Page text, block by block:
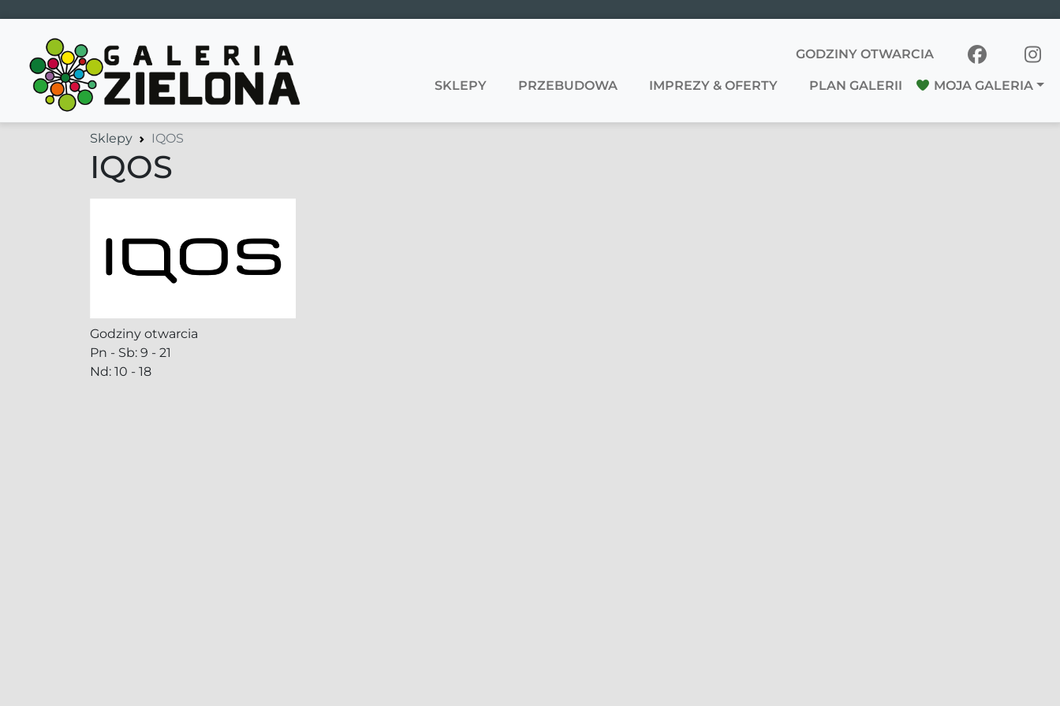
Main Navigation
GODZINY OTWARCIA
SKLEPY PRZEBUDOWA IMPREZY & OFERTY PLAN GALERII MOJA GALERIA
Sklepy IQOS
IQOS
Godziny otwarcia
Pn - Sb: 9 - 21
Nd: 10 - 18